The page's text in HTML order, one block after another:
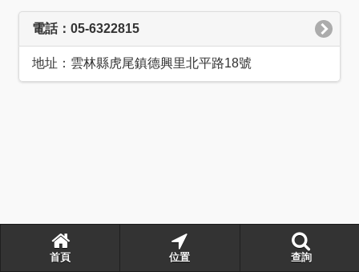
電話：05-6322815
地址：雲林縣虎尾鎮德興里北平路18號
首頁 位置 查詢